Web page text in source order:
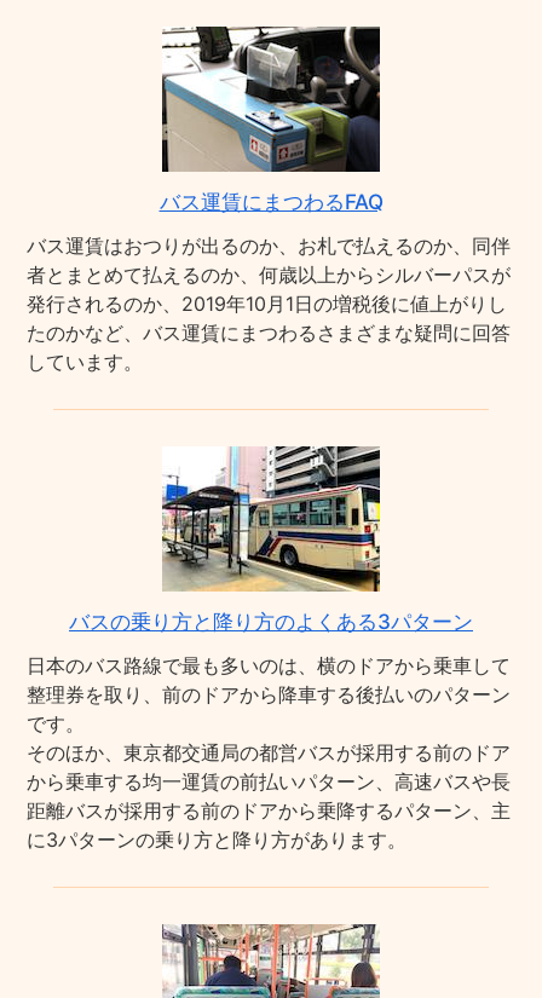
バス運賃にまつわるFAQ
バス運賃はおつりが出るのか、お札で払えるのか、同伴
者とまとめて払えるのか、何歳以上からシルバーパスが
発行されるのか、2019年10月1日の増税後に値上がりし
たのかなど、バス運賃にまつわるさまざまな疑問に回答
しています。
バスの乗り方と降り方のよくある3パターン
日本のバス路線で最も多いのは、横のドアから乗車して
整理券を取り、前のドアから降車する後払いのパターン
です。
そのほか、東京都交通局の都営バスが採用する前のドア
から乗車する均一運賃の前払いパターン、高速バスや長
距離バスが採用する前のドアから乗降するパターン、主
に3パターンの乗り方と降り方があります。